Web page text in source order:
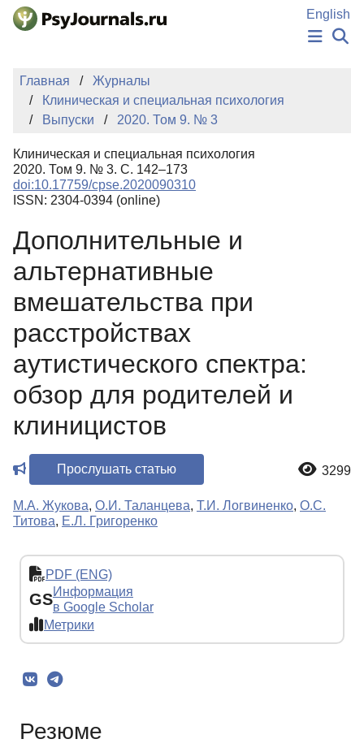
Перейти к основному содержанию
English
НОВОСТИ
АВТОРЫ
КЛЮЧЕВЫЕ СЛОВА
Регистрация
Главная
Журналы
Клиническая и специальная психология
Выпуски
2020. Том 9. № 3
Клиническая и специальная психология
2020. Том 9. № 3. С. 142–173
doi:10.17759/cpse.2020090310
ISSN: 2304-0394 (online)
Дополнительные и
альтернативные
вмешательства при
расстройствах
аутистического спектра:
обзор для родителей и
клиницистов
Прослушать статью 3299
М.А. Жукова, О.И. Таланцева, Т.И. Логвиненко, О.С.
Титова, Е.Л. Григоренко
PDF (ENG)
GSИнформация
в Google Scholar
Метрики
Резюме